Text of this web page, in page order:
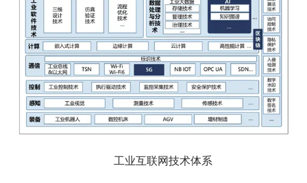
工业互联网技术体系